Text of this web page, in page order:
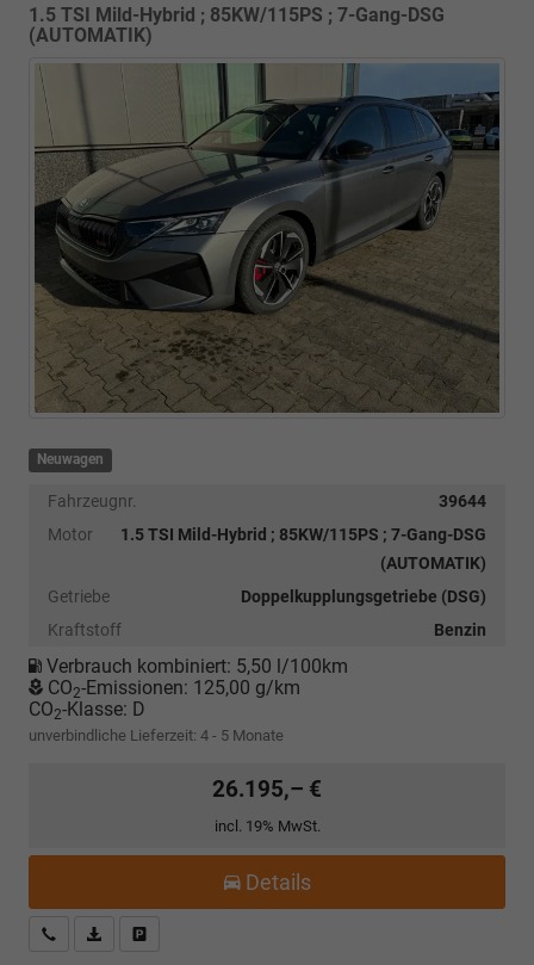
1.5 TSI Mild-Hybrid ; 85KW/115PS ; 7-Gang-DSG
(AUTOMATIK)
Neuwagen
Fahrzeugnr.
39644
Motor
1.5 TSI Mild-Hybrid ; 85KW/115PS ; 7-Gang-DSG
(AUTOMATIK)
Getriebe
Doppelkupplungsgetriebe (DSG)
Kraftstoff
Benzin
Verbrauch kombiniert: 5,50 l/100km
CO2-Emissionen: 125,00 g/km
CO2-Klasse: D
unverbindliche Lieferzeit: 4 - 5 Monate
26.195,– €
incl. 19% MwSt.
Details
Kostenloser Rückruf-Service
PDF-Datei, Fahrzeugexposé drucken